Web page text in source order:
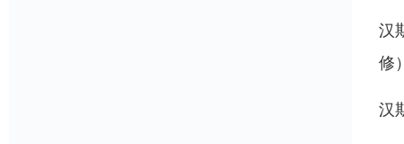
汉
修
汉